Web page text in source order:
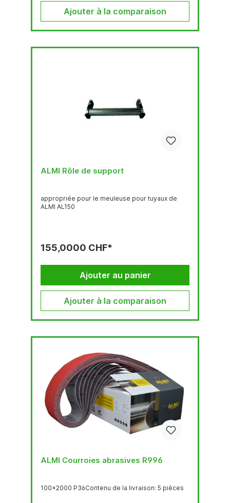
Ajouter à la comparaison
ALMI Rôle de support
appropriée pour le meuleuse pour tuyaux de
ALMI AL150
155,0000 CHF*
Ajouter au panier
Ajouter à la comparaison
ALMI Courroies abrasives R996
100x2000 P36Contenu de la livraison: 5 pièces